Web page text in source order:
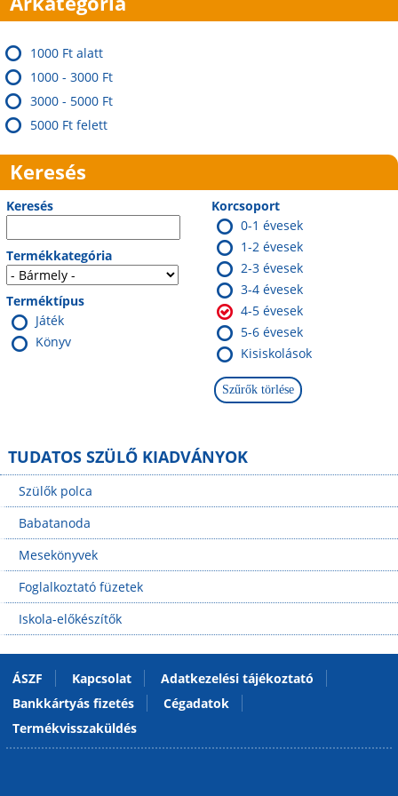
1000 Ft alatt
1000 - 3000 Ft
3000 - 5000 Ft
5000 Ft felett
Keresés
Keresés
Termékkategória
Terméktípus
Játék
Könyv
Korcsoport
0-1 évesek
1-2 évesek
2-3 évesek
3-4 évesek
4-5 évesek
5-6 évesek
Kisiskolások
TUDATOS SZÜLŐ KIADVÁNYOK
Szülők polca
Babatanoda
Mesekönyvek
Foglalkoztató füzetek
Iskola-előkészítők
ÁSZF Kapcsolat
Adatkezelési tájékoztató
Bankkártyás fizetés
Cégadatok
Termékvisszaküldés